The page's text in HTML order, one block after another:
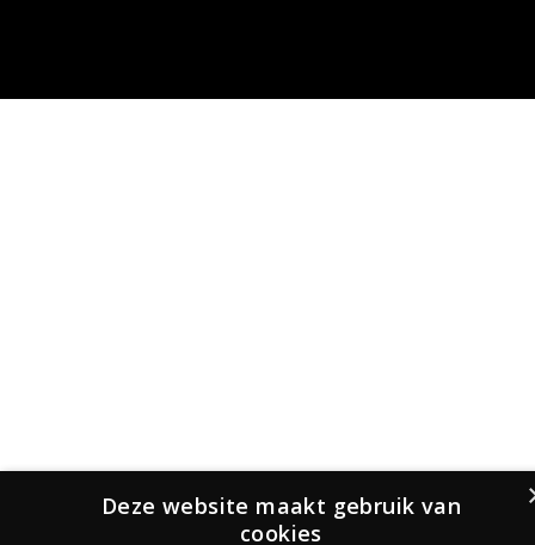
Deze website maakt gebruik van
cookies